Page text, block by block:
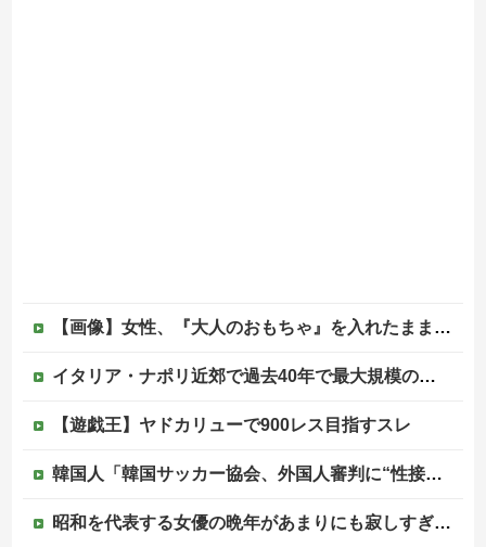
【画像】女性、『大人のおもちゃ』を入れたままMRI検査を受けた結果 →
イタリア・ナポリ近郊で過去40年で最大規模の地震「M4.7」の揺れを観測
【遊戯王】ヤドカリューで900レス目指すスレ
韓国人「韓国サッカー協会、外国人審判に“性接待”報道・・・」→「2002年の審判買収が事実だったのか？」「日本人が言ってたこと正しかったね・・・...
昭和を代表する女優の晩年があまりにも寂しすぎる！と話題に、自身の子供を餓死する寸前までネグレクトした挙句……他